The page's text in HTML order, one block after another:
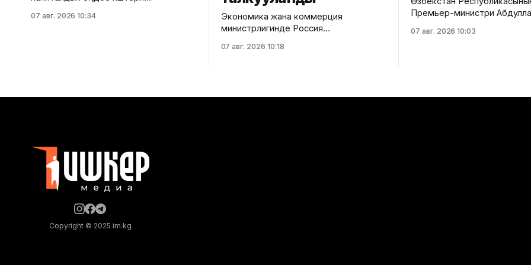
шаардык мэриясынан билдиришти.
07 авг. 2026 10:34
Экономика жана коммерция
министрлигинде Россия
ата мекендик жеңил өнөр жай
Федерациясынын финансы
07 авг. 2026 10:18
Премьер-министри
кезектеги жыйынына
Республикасынын
07 авг. 2026 10:03
Copyright © 2025 im.kg